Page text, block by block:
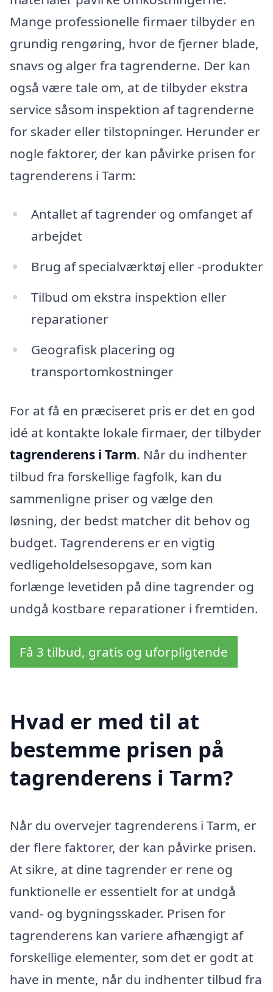
Mange professionelle firmaer tilbyder en
grundig rengøring, hvor de fjerner blade,
snavs og alger fra tagrenderne. Der kan
også være tale om, at de tilbyder ekstra
service såsom inspektion af tagrenderne
for skader eller tilstopninger. Herunder er
nogle faktorer, der kan påvirke prisen for
tagrenderens i Tarm:
Antallet af tagrender og omfanget af
arbejdet
Brug af specialværktøj eller -produkter
Tilbud om ekstra inspektion eller
reparationer
Geografisk placering og
transportomkostninger
For at få en præciseret pris er det en god
idé at kontakte lokale firmaer, der tilbyder
tagrenderens i Tarm. Når du indhenter
tilbud fra forskellige fagfolk, kan du
sammenligne priser og vælge den
løsning, der bedst matcher dit behov og
budget. Tagrenderens er en vigtig
vedligeholdelsesopgave, som kan
forlænge levetiden på dine tagrender og
undgå kostbare reparationer i fremtiden.
Få 3 tilbud, gratis og uforpligtende
Hvad er med til at
bestemme prisen på
tagrenderens i Tarm?
Når du overvejer tagrenderens i Tarm, er
der flere faktorer, der kan påvirke prisen.
At sikre, at dine tagrender er rene og
funktionelle er essentielt for at undgå
vand- og bygningsskader. Prisen for
tagrenderens kan variere afhængigt af
forskellige elementer, som det er godt at
have in mente, når du indhenter tilbud fra